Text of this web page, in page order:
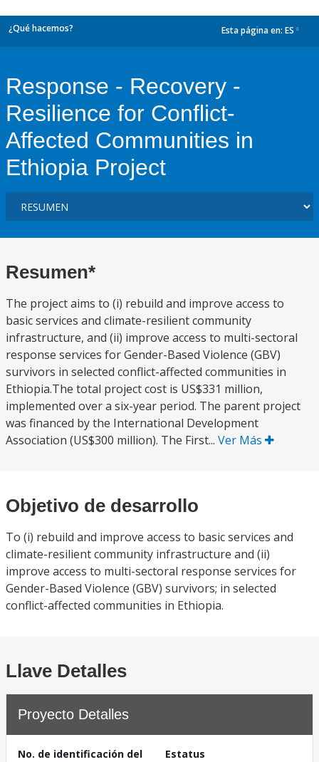
¿Qué hacemos? Esta página en: ES
Response - Recovery -
Resilience for Conflict-
Affected Communities in
Ethiopia Project
Resumen*
The project aims to (i) rebuild and improve access to
basic services and climate-resilient community
infrastructure, and (ii) improve access to multi-sectoral
response services for Gender-Based Violence (GBV)
survivors in selected conflict-affected communities in
Ethiopia.The total project cost is US$331 million,
implemented over a six-year period. The parent project
was financed by the International Development
Association (US$300 million). The First... Ver Más
Objetivo de desarrollo
To (i) rebuild and improve access to basic services and
climate-resilient community infrastructure and (ii)
improve access to multi-sectoral response services for
Gender-Based Violence (GBV) survivors; in selected
conflict-affected communities in Ethiopia.
Llave Detalles
Proyecto Detalles
No. de identificación del
Estatus